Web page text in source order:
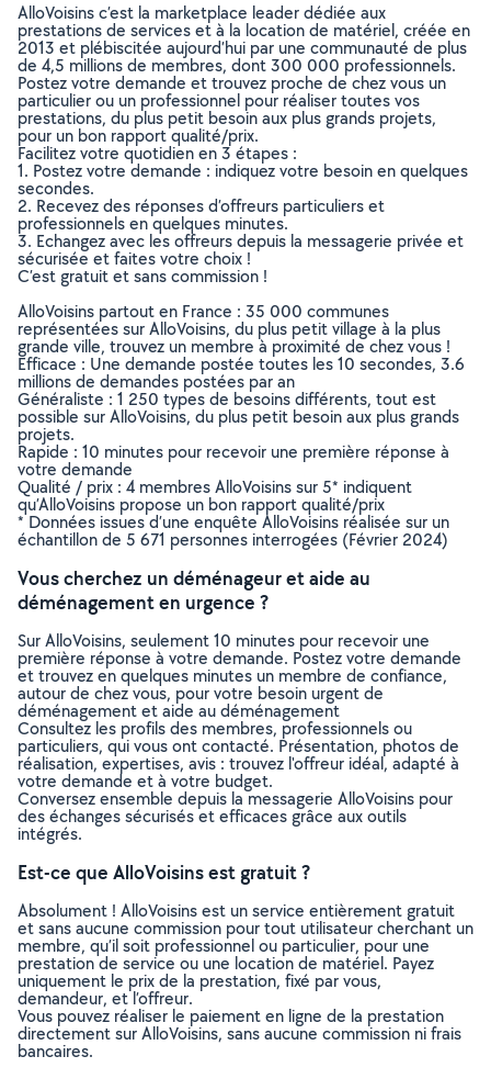
AlloVoisins c’est la marketplace leader dédiée aux
prestations de services et à la location de matériel, créée en
2013 et plébiscitée aujourd’hui par une communauté de plus
de 4,5 millions de membres, dont 300 000 professionnels.
Postez votre demande et trouvez proche de chez vous un
particulier ou un professionnel pour réaliser toutes vos
prestations, du plus petit besoin aux plus grands projets,
pour un bon rapport qualité/prix.
Facilitez votre quotidien en 3 étapes :
1. Postez votre demande : indiquez votre besoin en quelques
secondes.
2. Recevez des réponses d’offreurs particuliers et
professionnels en quelques minutes.
3. Echangez avec les offreurs depuis la messagerie privée et
sécurisée et faites votre choix !
C’est gratuit et sans commission !
AlloVoisins partout en France : 35 000 communes
représentées sur AlloVoisins, du plus petit village à la plus
grande ville, trouvez un membre à proximité de chez vous !
Efficace : Une demande postée toutes les 10 secondes, 3.6
millions de demandes postées par an
Généraliste : 1 250 types de besoins différents, tout est
possible sur AlloVoisins, du plus petit besoin aux plus grands
projets.
Rapide : 10 minutes pour recevoir une première réponse à
votre demande
Qualité / prix : 4 membres AlloVoisins sur 5* indiquent
qu’AlloVoisins propose un bon rapport qualité/prix
* Données issues d’une enquête AlloVoisins réalisée sur un
échantillon de 5 671 personnes interrogées (Février 2024)
Vous cherchez un déménageur et aide au
déménagement en urgence ?
Sur AlloVoisins, seulement 10 minutes pour recevoir une
première réponse à votre demande. Postez votre demande
et trouvez en quelques minutes un membre de confiance,
autour de chez vous, pour votre besoin urgent de
déménagement et aide au déménagement
Consultez les profils des membres, professionnels ou
particuliers, qui vous ont contacté. Présentation, photos de
réalisation, expertises, avis : trouvez l'offreur idéal, adapté à
votre demande et à votre budget.
Conversez ensemble depuis la messagerie AlloVoisins pour
des échanges sécurisés et efficaces grâce aux outils
intégrés.
Est-ce que AlloVoisins est gratuit ?
Absolument ! AlloVoisins est un service entièrement gratuit
et sans aucune commission pour tout utilisateur cherchant un
membre, qu’il soit professionnel ou particulier, pour une
prestation de service ou une location de matériel. Payez
uniquement le prix de la prestation, fixé par vous,
demandeur, et l’offreur.
Vous pouvez réaliser le paiement en ligne de la prestation
directement sur AlloVoisins, sans aucune commission ni frais
bancaires.